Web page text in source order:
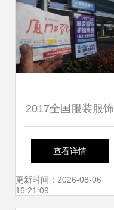
2017全国服装服饰
折扣商品（厦门）
交易博览会暨厦门
查看详情
更新时间：2026-08-06
16:21:09